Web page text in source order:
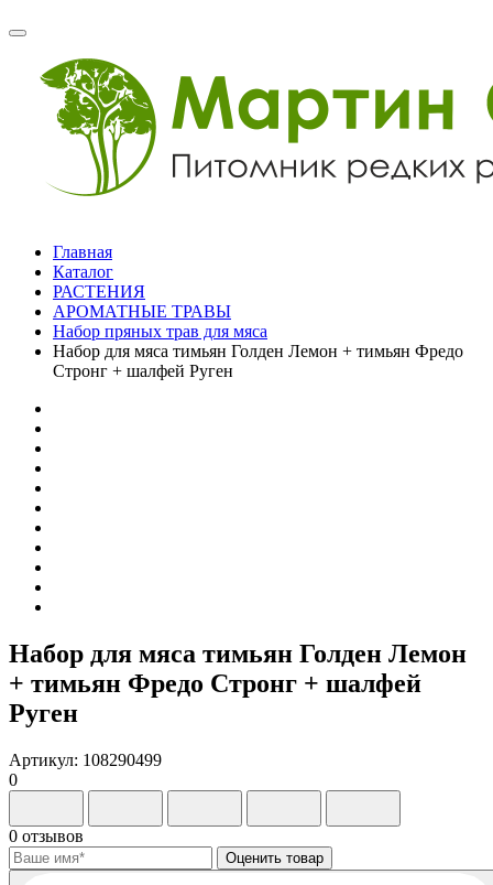
Главная
Каталог
РАСТЕНИЯ
АРОМАТНЫЕ ТРАВЫ
Набор пряных трав для мяса
Набор для мяса тимьян Голден Лемон + тимьян Фредо
Стронг + шалфей Руген
Набор для мяса тимьян Голден Лемон
+ тимьян Фредо Стронг + шалфей
Руген
Артикул: 108290499
0
0 отзывов